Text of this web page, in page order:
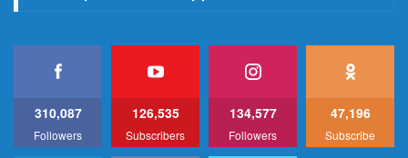
310,087
Followers
126,535
Subscribers
134,577
Followers
47,196
Subscribe